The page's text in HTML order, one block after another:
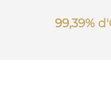
99,39%